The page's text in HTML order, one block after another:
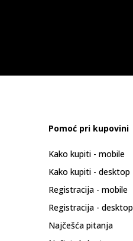
Pomoć pri kupovini
Kako kupiti - mobile
Kako kupiti - desktop
Registracija - mobile
Registracija - desktop
Najčešća pitanja